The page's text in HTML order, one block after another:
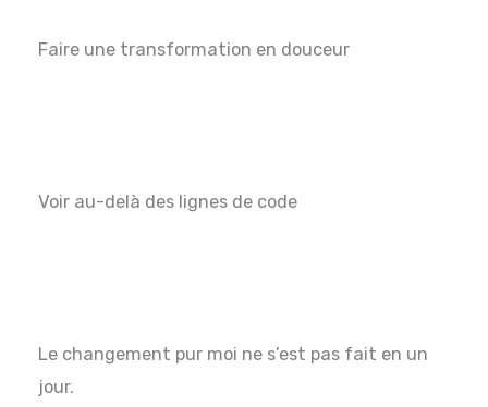
Faire une transformation en douceur
Voir au-delà des lignes de code
Le changement pur moi ne s’est pas fait en un
jour.